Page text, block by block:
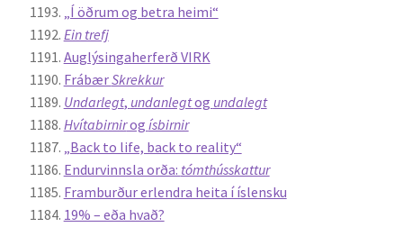
„Í öðrum og betra heimi“
Ein trefj
Auglýsingaherferð VIRK
FrábærSkrekkur
Undarlegt, undanlegtog undalegt
Hvítabirnirog ísbirnir
„Back to life, back to reality“
Endurvinnsla orða: tómthússkattur
Framburður erlendra heita í íslensku
19% – eða hvað?